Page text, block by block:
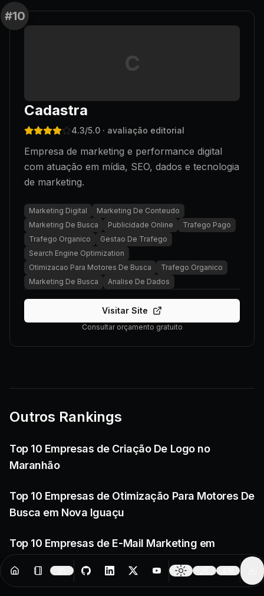
#10
C
Cadastra
4.3/5.0 · avaliação editorial
Empresa de marketing e performance digital
com atuação em mídia, SEO, dados e tecnologia
de marketing.
Marketing Digital
Marketing De Conteudo
Marketing De Busca
Publicidade Online
Trafego Pago
Trafego Organico
Gestao De Trafego
Search Engine Optimization
Otimizacao Para Motores De Busca
Trafego Organico
Marketing De Busca
Analise De Dados
Visitar Site
Consultar orçamento gratuito
Outros Rankings
Top 10 Empresas de Criação De Logo no
Maranhão
Top 10 Empresas de Otimização Para Motores De
Busca em Nova Iguaçu
Top 10 Empresas de E-Mail Marketing em
Resources Creator Tools
Change